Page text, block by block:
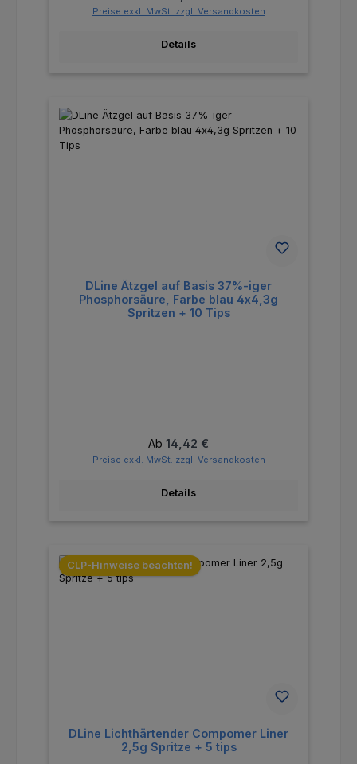
Preise exkl. MwSt. zzgl. Versandkosten
Details
DLine Ätzgel auf Basis 37%-iger
Phosphorsäure, Farbe blau 4x4,3g
Spritzen + 10 Tips
Regulärer Preis:
Ab 14,42 €
Preise exkl. MwSt. zzgl. Versandkosten
Details
CLP-Hinweise beachten!
DLine Lichthärtender Compomer Liner
2,5g Spritze + 5 tips